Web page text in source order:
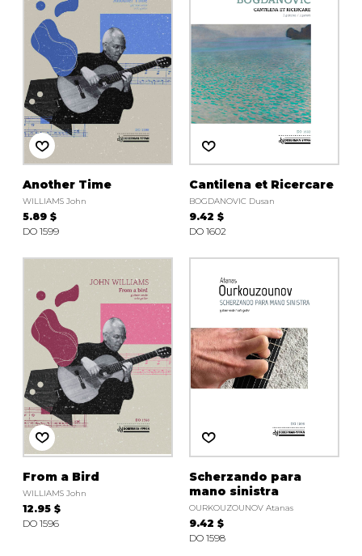
Another Time
WILLIAMS John
5.89 $
DO 1599
Cantilena et Ricercare
BOGDANOVIC Dusan
9.42 $
DO 1602
From a Bird
WILLIAMS John
12.95 $
DO 1596
Scherzando para
mano sinistra
OURKOUZOUNOV Atanas
9.42 $
DO 1598